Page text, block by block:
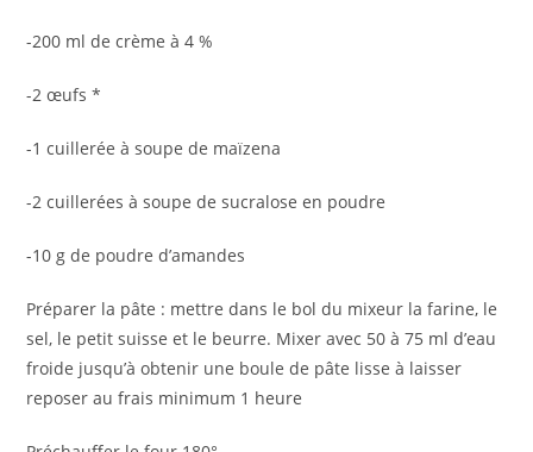
-200 ml de crème à 4 %
-2 œufs *
-1 cuillerée à soupe de maïzena
-2 cuillerées à soupe de sucralose en poudre
-10 g de poudre d’amandes
Préparer la pâte : mettre dans le bol du mixeur la farine, le
sel, le petit suisse et le beurre. Mixer avec 50 à 75 ml d’eau
froide jusqu’à obtenir une boule de pâte lisse à laisser
reposer au frais minimum 1 heure